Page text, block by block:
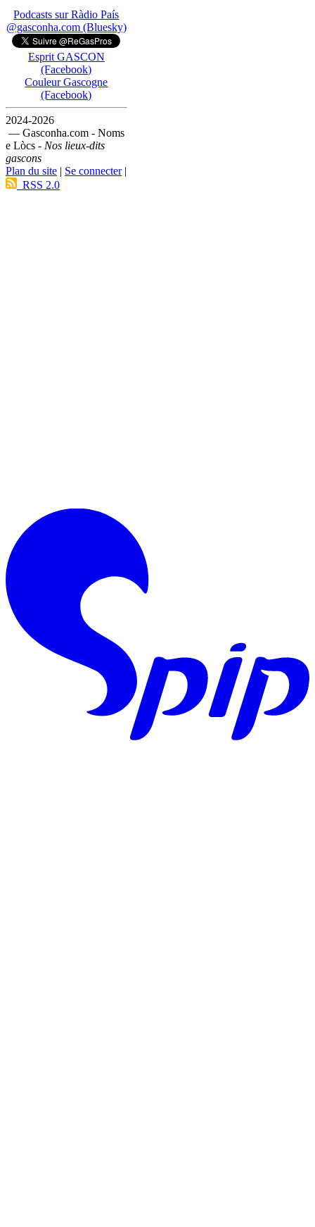
Podcasts sur Ràdio País
@gasconha.com (Bluesky)
Esprit GASCON
(Facebook)
Couleur Gascogne
(Facebook)
2024-2026
— Gasconha.com - Noms
e Lòcs - Nos lieux-dits
gascons
Plan du site | Se connecter|
RSS 2.0